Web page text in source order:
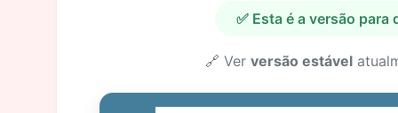
✅ Esta é a versão
🔗 Ver versão estável